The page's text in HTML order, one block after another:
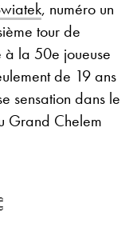
, numéro un
tour de
à la 50e joueuse
de 19 ans
sensation dans le
Grand Chelem